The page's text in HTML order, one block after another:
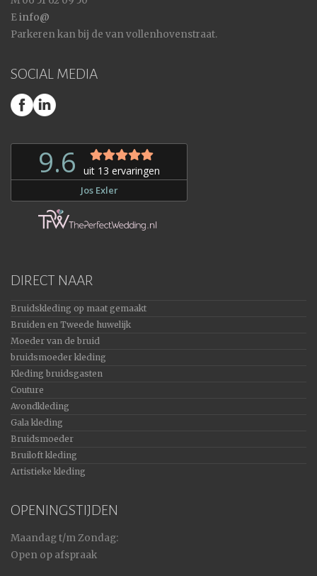
Einfo@
Parkeren kan bij de van vollenhovenstraat.
SOCIAL MEDIA
DIRECT NAAR
Bruidskleding op maat gemaakt
Bruiden en Tweede huwelijk
Moeder van de bruid
bruidsmoeder kleding
Kleding bruidsgasten
Couture
Avondkleding
Gala kleding
Bruidsmoeder
Bruiloft kleding
Artistieke kleding
OPENINGSTIJDEN
Maandag t/m Zondag:
Open op afspraak